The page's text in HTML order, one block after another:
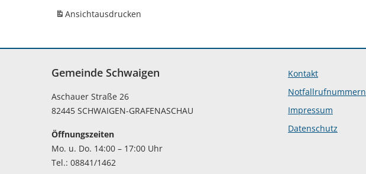
Ansichtausdrucken
Gemeinde Schwaigen
Aschauer Straße 26
82445 SCHWAIGEN-GRAFENASCHAU
Öffnungszeiten
Mo. u. Do. 14:00 – 17:00 Uhr
Tel.: 08841/1462
Kontakt
Notfallrufnummern
Impressum
Datenschutz